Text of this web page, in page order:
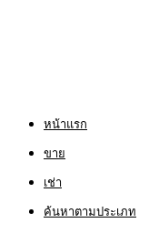
หน้าแรก
ขาย
เช่า
ค้นหาตามประเภท